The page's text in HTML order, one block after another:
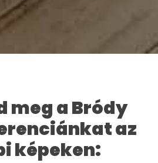
meg a Bródy
az
képeken: